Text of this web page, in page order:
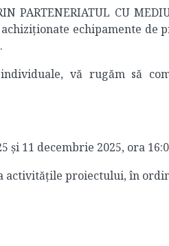
CU
achiziționate echipamente
vă rugăm să
11 decembrie 2025, ora
proiectului, în